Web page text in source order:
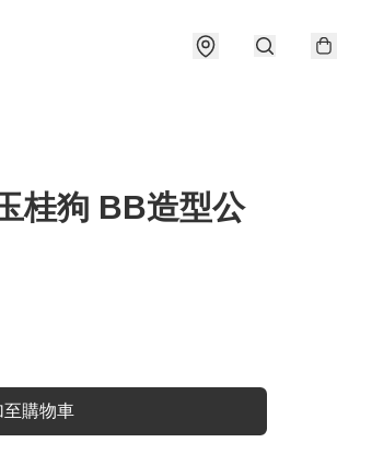
桂狗 BB造型公
至購物車